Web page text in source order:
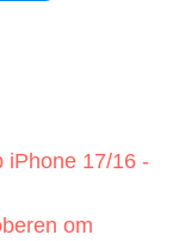
iPhone 17/16 -
om